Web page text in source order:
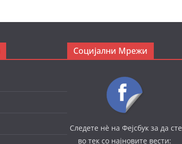
Социјални Мрежи
Следете нè на Фејсбук за да сте
во тек со најновите вести: